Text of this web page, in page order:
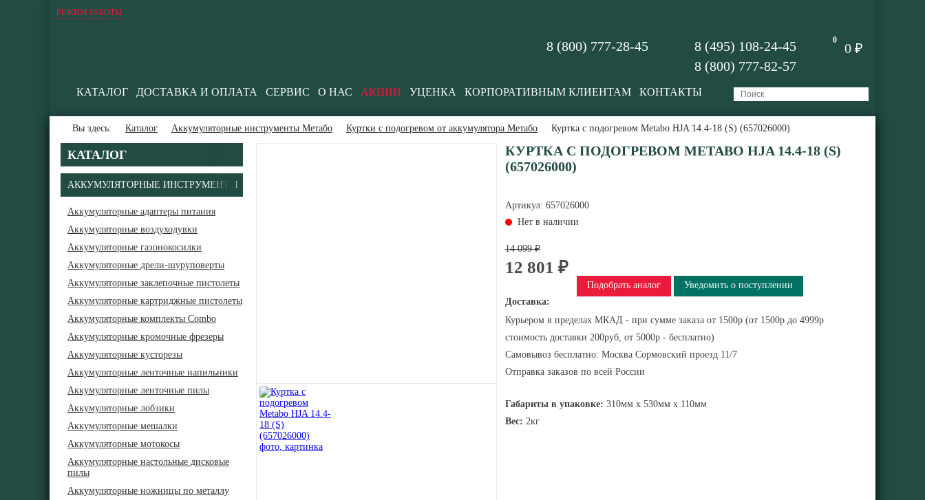
РЕЖИМ РАБОТЫ
0
0 ₽
8 (495) 108-24-45
8 (800) 777-82-57
8 (800) 777-28-45
КАТАЛОГ ДОСТАВКА И ОПЛАТА СЕРВИС О НАС АКЦИИ УЦЕНКА КОРПОРАТИВНЫМ КЛИЕНТАМ КОНТАКТЫ
Вы здесь: Каталог Аккумуляторные инструменты Метабо Куртки с подогревом от аккумулятора Метабо Куртка с подогревом Metabo HJA 14.4-18 (S) (657026000)
КАТАЛОГ
АККУМУЛЯТОРНЫЕ ИНСТРУМЕНТЫ
Аккумуляторные адаптеры питания
Аккумуляторные воздуходувки
Аккумуляторные газонокосилки
Аккумуляторные дрели-шуруповерты
Аккумуляторные заклепочные пистолеты
Аккумуляторные картриджные пистолеты
Аккумуляторные комплекты Combo
Аккумуляторные кромочные фрезеры
Аккумуляторные кусторезы
Аккумуляторные ленточные напильники
Аккумуляторные ленточные пилы
Аккумуляторные лобзики
Аккумуляторные мешалки
Аккумуляторные мотокосы
Аккумуляторные настольные дисковые
пилы
Аккумуляторные ножницы по металлу
КУРТКА С ПОДОГРЕВОМ METABO HJA 14.4-18 (S)
(657026000)
Артикул: 657026000
Нет в наличии
14 099 ₽
12 801 ₽
Подобрать аналог
Уведомить о поступлении
Доставка:
Курьером в пределах МКАД - при сумме заказа от 1500р (от 1500р до 4999р
стоимость доставки 200руб, от 5000р - бесплатно)
Самовывоз бесплатно: Москва Сормовский проезд 11/7
Отправка заказов по всей России
Габариты в упаковке: 310мм x 530мм x 110мм
Вес: 2кг